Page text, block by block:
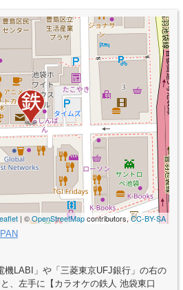
| ©OpenStreetMapcontributors,CC-BY-SA
機LABI」や「三菱東京UFJ銀行」の右の
、左手に【カラオケの鉄人 池袋東口